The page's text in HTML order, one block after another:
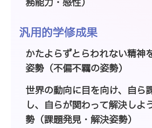
務能力・感性）
汎用的学修成果
かたよらずとらわれない精神
姿勢（不偏不羈の姿勢）
世界の動向に目を向け、自ら
し、自らが関わって解決しよ
勢（課題発見・解決姿勢）